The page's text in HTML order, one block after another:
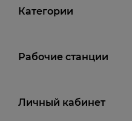
Категории
Рабочие станции
Личный кабинет